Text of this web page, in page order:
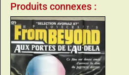
Produits connexes :